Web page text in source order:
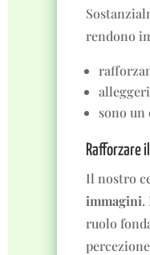
rendono
sono un
Rafforzare
Il nostro
immagini.
ruolo